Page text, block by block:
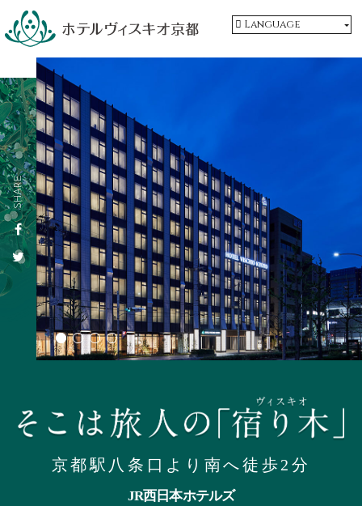
Language
SHARE
1 2 3 4
京都駅八条口より南へ徒歩2分
JR西日本ホテルズ